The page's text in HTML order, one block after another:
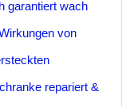
garantiert wach
von
repariert &